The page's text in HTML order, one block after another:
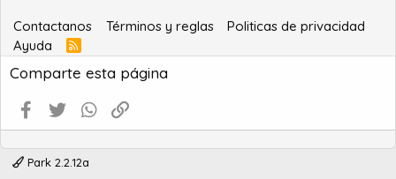
Contactanos Términos y reglas
Politicas de privacidad
Ayuda
R
S
S
Comparte esta página
Facebook
Twitter WhatsApp
Park 2.2.12a